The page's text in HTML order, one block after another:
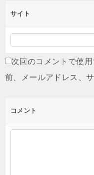
サイト
次回のコメントで使
前、メールアドレス、
コメント